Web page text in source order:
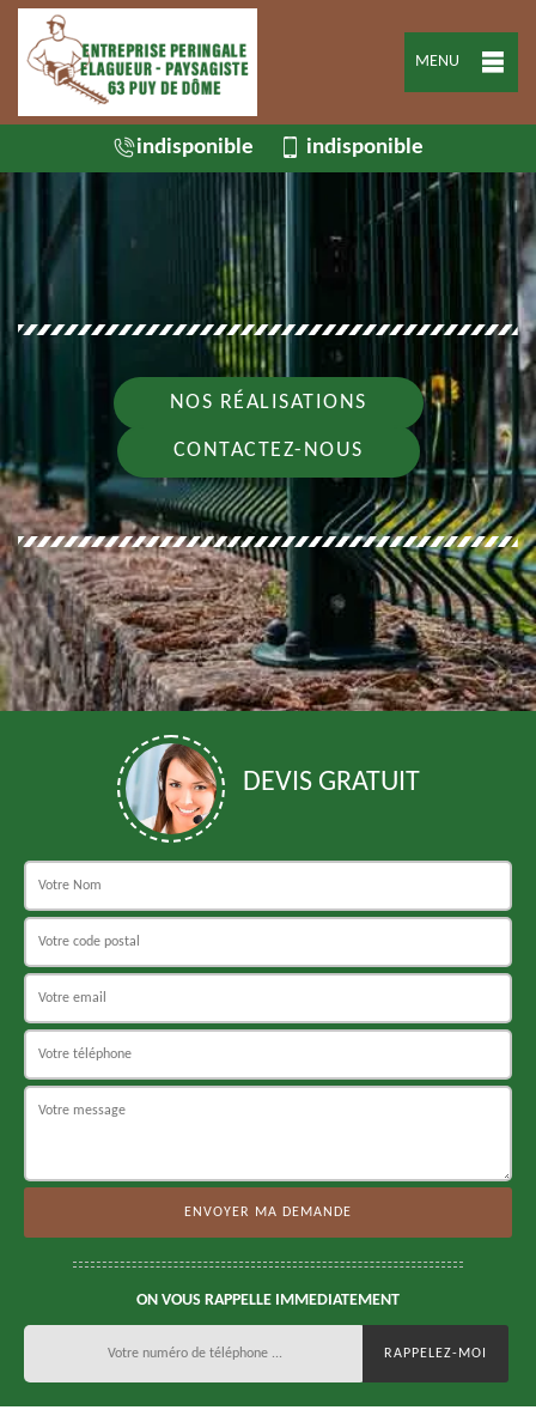
MENU
indisponible indisponible
NOS RÉALISATIONS
CONTACTEZ-NOUS
DEVIS GRATUIT
ON VOUS RAPPELLE IMMEDIATEMENT